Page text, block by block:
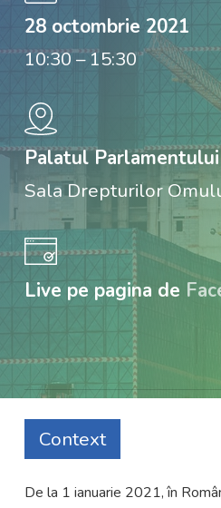
28 octombrie 2021
10:30 – 15:30
Palatul Parlamentului
Sala Drepturilor
Live pe pagina de
Context
De la 1 ianuarie 2021, în